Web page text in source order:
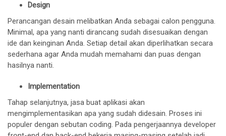
Design
Perancangan desain melibatkan Anda sebagai calon pengguna.
Minimal, apa yang nanti dirancang sudah disesuaikan dengan
ide dan keinginan Anda. Setiap detail akan diperlihatkan secara
sederhana agar Anda mudah memahami dan puas dengan
hasilnya nanti.
Implementation
Tahap selanjutnya, jasa buat aplikasi akan
mengimplementasikan apa yang sudah didesain. Proses ini
populer dengan sebutan coding. Pada pengerjaannya developer